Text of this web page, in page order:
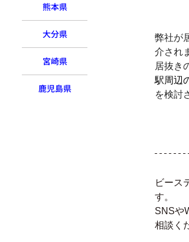
弊社が
介され
居抜き
駅周辺
を検討
ビース
す。
SNSや
相談く
熊本県
大分県
宮崎県
鹿児島県